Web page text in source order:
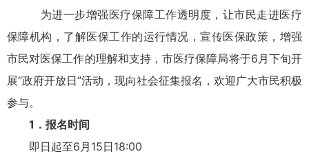
为进一步增强医疗保障工作透明度，让市民走进医疗
保障机构，了解医保工作的运行情况，宣传医保政策，增强
市民对医保工作的理解和支持，市医疗保障局将于6月下旬开
展“政府开放日”活动，现向社会征集报名，欢迎广大市民积极
参与。
1．报名时间
即日起至6月15日18:00